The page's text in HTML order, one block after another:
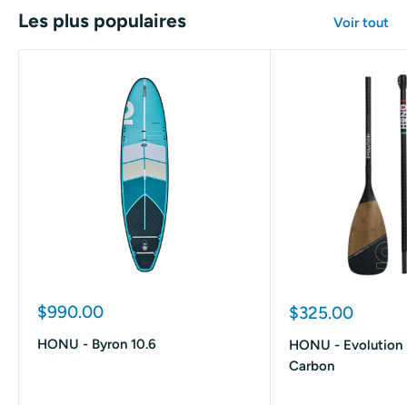
Les plus populaires Voir tout
Prix
$990.00
HONU - Byron 10.6
Prix
$325.00
HONU - Evolution
Carbon